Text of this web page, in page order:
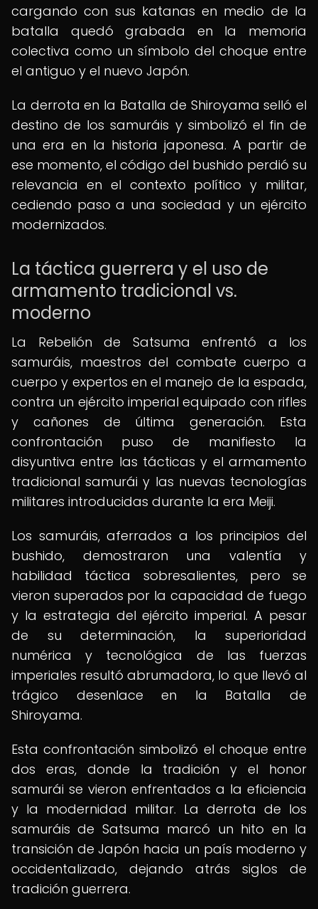
cargando con sus katanas en medio de la
batalla quedó grabada en la memoria
colectiva como un símbolo del choque entre
el antiguo y el nuevo Japón.
La derrota en la Batalla de Shiroyama selló el
destino de los samuráis y simbolizó el fin de
una era en la historia japonesa. A partir de
ese momento, el código del bushido perdió su
relevancia en el contexto político y militar,
cediendo paso a una sociedad y un ejército
modernizados.
La táctica guerrera y el uso de
armamento tradicional vs.
moderno
La Rebelión de Satsuma enfrentó a los
samuráis, maestros del combate cuerpo a
cuerpo y expertos en el manejo de la espada,
contra un ejército imperial equipado con rifles
y cañones de última generación. Esta
confrontación puso de manifiesto la
disyuntiva entre las tácticas y el armamento
tradicional samurái y las nuevas tecnologías
militares introducidas durante la era Meiji.
Los samuráis, aferrados a los principios del
bushido, demostraron una valentía y
habilidad táctica sobresalientes, pero se
vieron superados por la capacidad de fuego
y la estrategia del ejército imperial. A pesar
de su determinación, la superioridad
numérica y tecnológica de las fuerzas
imperiales resultó abrumadora, lo que llevó al
trágico desenlace en la Batalla de
Shiroyama.
Esta confrontación simbolizó el choque entre
dos eras, donde la tradición y el honor
samurái se vieron enfrentados a la eficiencia
y la modernidad militar. La derrota de los
samuráis de Satsuma marcó un hito en la
transición de Japón hacia un país moderno y
occidentalizado, dejando atrás siglos de
tradición guerrera.